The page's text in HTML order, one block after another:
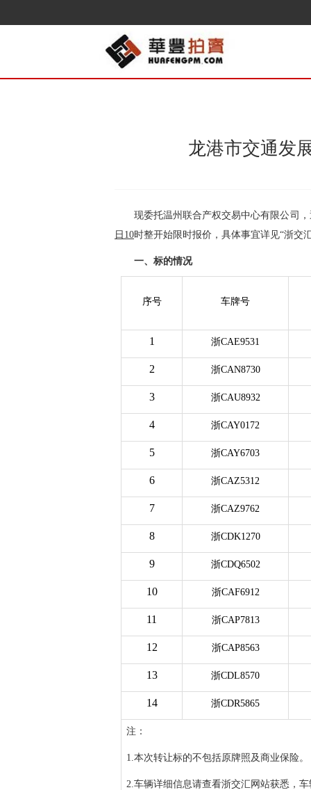
龙港市交通发
现委托温州联合产权交易中心有限公司
日 10时整开始限时报价，具体事宜详见“浙交
一、标的情况
序号 车牌号
1 浙CAE9531
2 浙CAN8730
3 浙CAU8932
4 浙CAY0172
5 浙CAY6703
6 浙CAZ5312
7 浙CAZ9762
8 浙CDK1270
9 浙CDQ6502
10 浙CAF6912
11 浙CAP7813
12 浙CAP8563
13 浙CDL8570
14 浙CDR5865
注：
1.本次转让标的不包括原牌照及商业保险。
2.车辆详细信息请查看浙交汇网站获悉，